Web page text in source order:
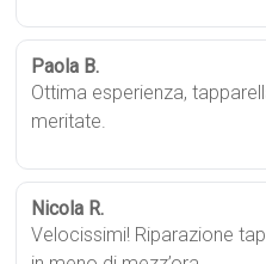
Paola B.
Ottima esperienza,
meritate.
Nicola R.
Velocissimi! Riparazione